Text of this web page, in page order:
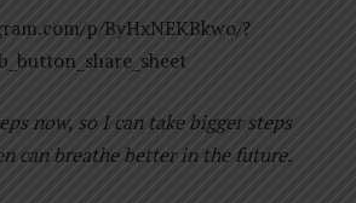
p/ByHxNEKBkwo/?
now, so I can take bigger steps
can breathe better in the future.